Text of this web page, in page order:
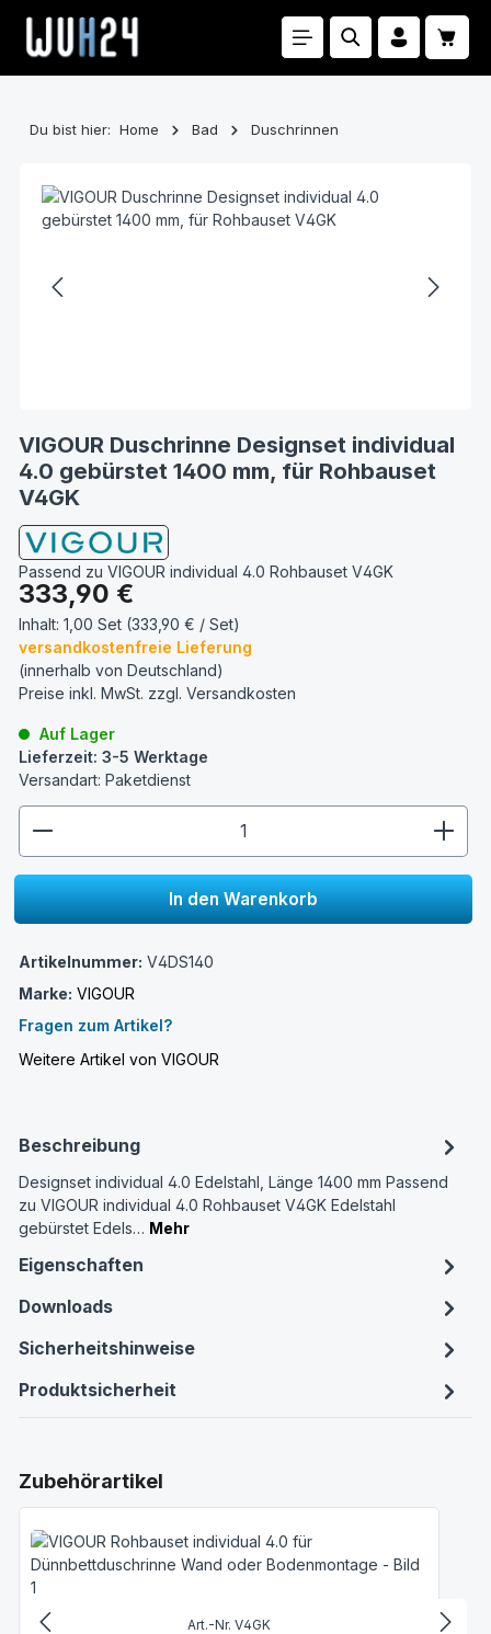
Zum Hauptinhalt springen
Du bist hier: Home Bad Duschrinnen
VIGOUR Duschrinne Designset individual
4.0 gebürstet 1400 mm, für Rohbauset
V4GK
Passend zu VIGOUR individual 4.0 Rohbauset V4GK
Regulärer Preis:
333,90 €
Inhalt: 1,00 Set (333,90 € / Set)
versandkostenfreie Lieferung
(innerhalb von Deutschland)
Preise inkl. MwSt. zzgl. Versandkosten
Auf Lager
Lieferzeit: 3-5 Werktage
Versandart: Paketdienst
In den Warenkorb
Artikelnummer: V4DS140
Marke: VIGOUR
Fragen zum Artikel?
Weitere Artikel von VIGOUR
Beschreibung
Designset individual 4.0 Edelstahl, Länge 1400 mm Passend
zu VIGOUR individual 4.0 Rohbauset V4GK Edelstahl
gebürstet Edels… Mehr
Eigenschaften
Downloads
Sicherheitshinweise
Produktsicherheit
Produktgalerie überspringen
Zubehörartikel
Art.-Nr. V4GK